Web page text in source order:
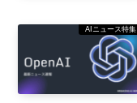
AIニュース特集